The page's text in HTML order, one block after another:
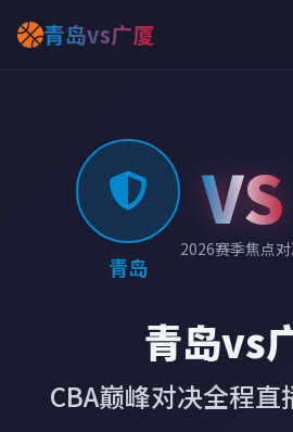
青岛vs广厦
青岛
VS
2026赛季焦点
青岛vs
CBA巅峰对决全程